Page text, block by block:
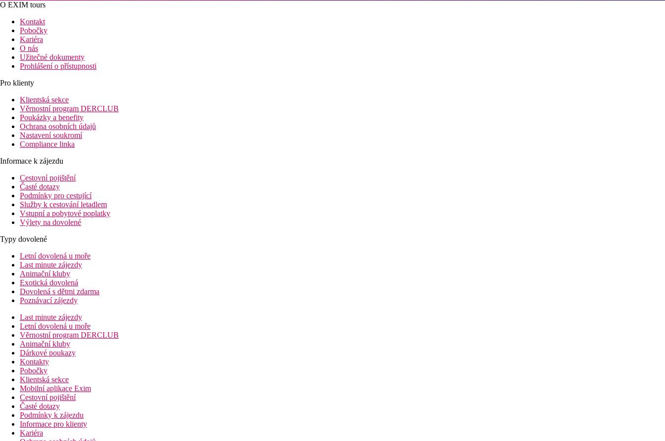
O EXIM tours
Kontakt
Pobočky
Kariéra
O nás
Užitečné dokumenty
Prohlášení o přístupnosti
Pro klienty
Klientská sekce
Věrnostní program DERCLUB
Poukázky a benefity
Ochrana osobních údajů
Nastavení soukromí
Compliance linka
Informace k zájezdu
Cestovní pojištění
Časté dotazy
Podmínky pro cestující
Služby k cestování letadlem
Vstupní a pobytové poplatky
Výlety na dovolené
Typy dovolené
Letní dovolená u moře
Last minute zájezdy
Animační kluby
Exotická dovolená
Dovolená s dětmi zdarma
Poznávací zájezdy
Last minute zájezdy
Letní dovolená u moře
Věrnostní program DERCLUB
Animační kluby
Dárkové poukazy
Kontakty
Pobočky
Klientská sekce
Mobilní aplikace Exim
Cestovní pojištění
Časté dotazy
Podmínky k zájezdu
Informace pro klienty
Kariéra